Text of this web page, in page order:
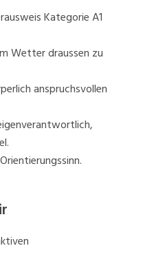
Kategorie A1
Wetter draussen zu
anspruchsvollen